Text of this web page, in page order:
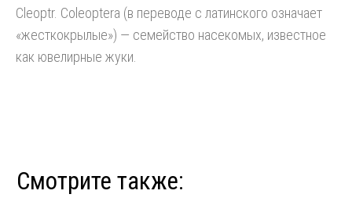
Cleoptr. Coleoptera (в переводе с латинского означает
«жесткокрылые») — семейство насекомых, известное
как ювелирные жуки.